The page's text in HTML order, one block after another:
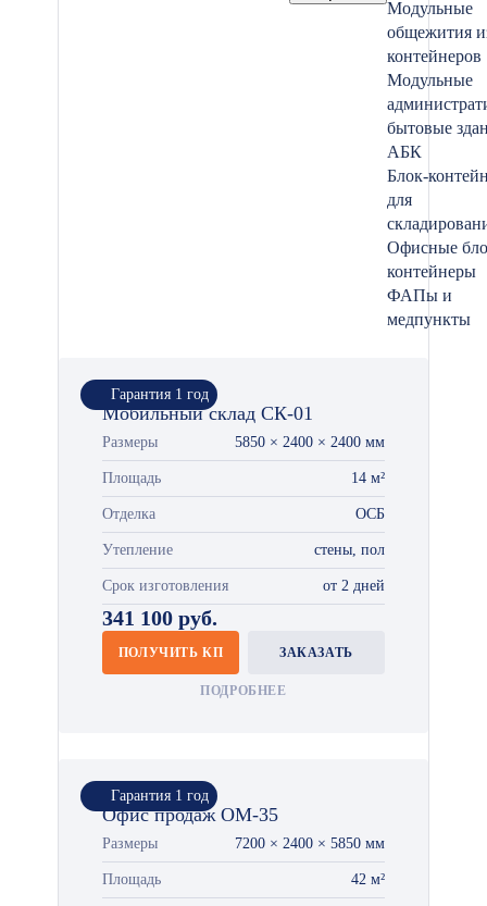
Модульные
общежития
контейнеров
Модульные
бытовые
АБК
Блок-
для
Офисные
контейнеры
ФАПы и
медпункты
Гарантия 1 год
Мобильный склад СК-01
Размеры 5850 × 2400 × 2400 мм
Площадь 14 м²
Отделка ОСБ
Утепление стены, пол
Срок изготовления от 2 дней
341 100 руб.
ПОЛУЧИТЬ КП ЗАКАЗАТЬ
ПОДРОБНЕЕ
Гарантия 1 год
Офис продаж ОМ-35
Размеры 7200 × 2400 × 5850 мм
Площадь 42 м²